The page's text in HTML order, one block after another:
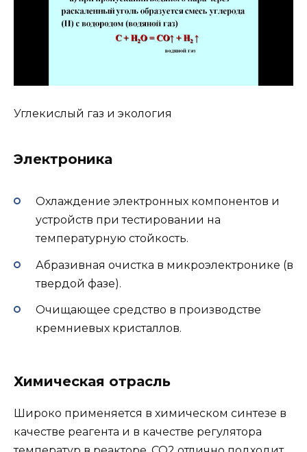
Углекислый газ и экология
Электроника
Охлаждение электронных компонентов и
устройств при тестировании на
температурную стойкость.
Абразивная очистка в микроэлектронике (в
твердой фазе).
Очищающее средство в производстве
кремниевых кристаллов.
Химическая отрасль
Широко применяется в химическом синтезе в
качестве реагента и в качестве регулятора